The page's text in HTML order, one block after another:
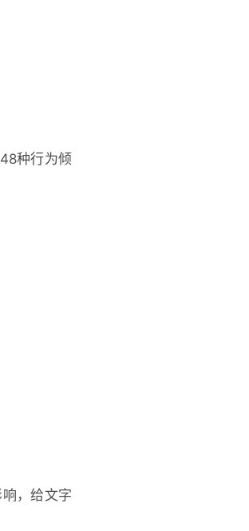
种行为倾
，给文字